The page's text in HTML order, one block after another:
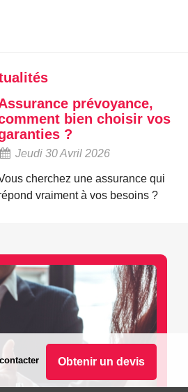
Obtenir un devis
prévoyance,
bien choisir vos
?
Jeudi 30 Avril 2026
cherchez une assurance qui
vraiment à vos besoins ?